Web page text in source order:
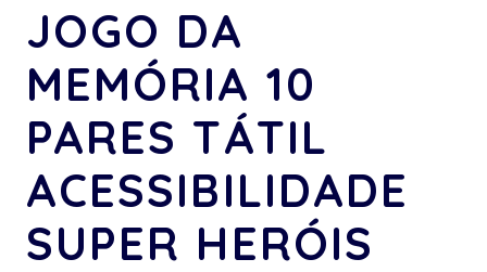
JOGO DA
MEMÓRIA 10
PARES TÁTIL
ACESSIBILIDADE
SUPER HERÓIS